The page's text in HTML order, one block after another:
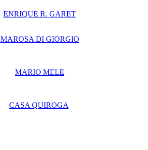
ENRIQUE R. GARET
MAROSA DI GIORGIO
MARIO MELE
CASA QUIROGA